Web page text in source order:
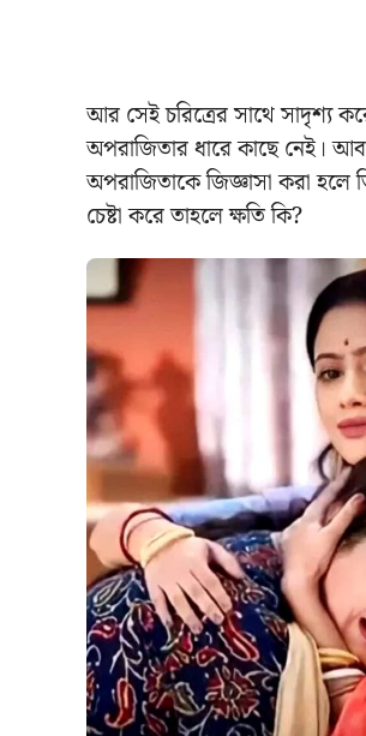
আর সেই চরিত্রের সাথে সাদৃশ্য
অপরাজিতার ধারে কাছে নেই।
অপরাজিতাকে জিজ্ঞাসা করা
চেষ্টা করে তাহলে ক্ষতি কি?